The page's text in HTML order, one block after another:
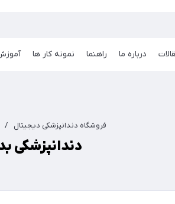
درباره ما راهنما نمونه کار ها
فروشگاه دندانپزشکی دیجیتال /
دندانپزشکی